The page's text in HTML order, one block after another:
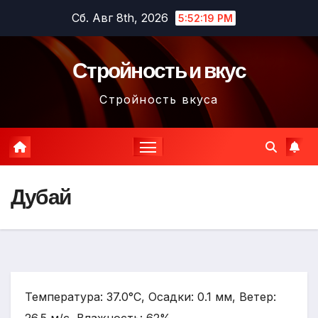
содержимому
Сб. Авг 8th, 2026 5:52:20 PM
Стройность и вкус
Стройность вкуса
Дубай
Температура: 37.0°C, Осадки: 0.1 мм, Ветер: